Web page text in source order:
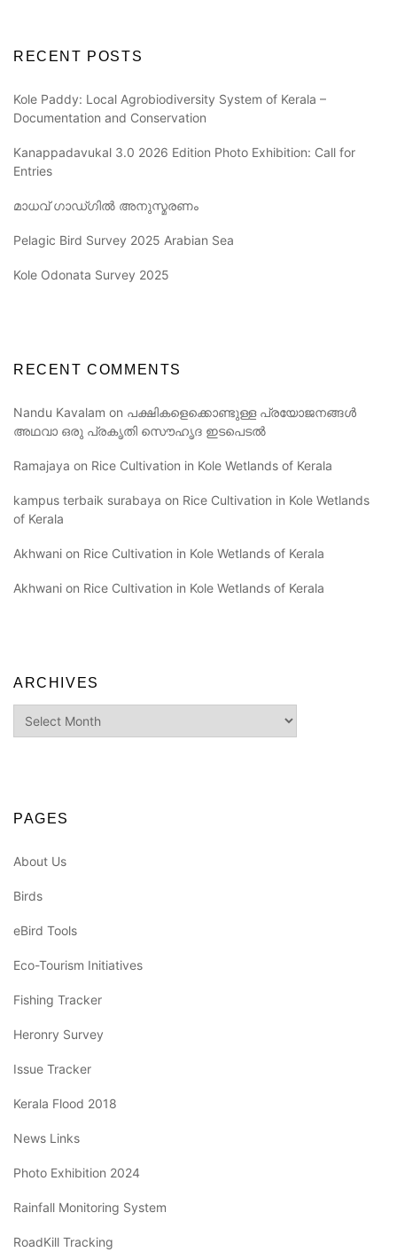
RECENT POSTS
Kole Paddy: Local Agrobiodiversity System of Kerala –
Documentation and Conservation
Kanappadavukal 3.0 2026 Edition Photo Exhibition: Call for
Entries
മാധവ് ഗാഡ്ഗിൽ അനുസ്മരണം
Pelagic Bird Survey 2025 Arabian Sea
Kole Odonata Survey 2025
RECENT COMMENTS
Nandu Kavalam on പക്ഷികളെക്കൊണ്ടുള്ള പ്രയോജനങ്ങൾ
അഥവാ ഒരു പ്രകൃതി സൌഹൃദ ഇടപെടൽ
Ramajaya on Rice Cultivation in Kole Wetlands of Kerala
kampus terbaik surabaya on Rice Cultivation in Kole Wetlands
of Kerala
Akhwani on Rice Cultivation in Kole Wetlands of Kerala
Akhwani on Rice Cultivation in Kole Wetlands of Kerala
ARCHIVES
Archives
PAGES
About Us
Birds
eBird Tools
Eco-Tourism Initiatives
Fishing Tracker
Heronry Survey
Issue Tracker
Kerala Flood 2018
News Links
Photo Exhibition 2024
Rainfall Monitoring System
RoadKill Tracking